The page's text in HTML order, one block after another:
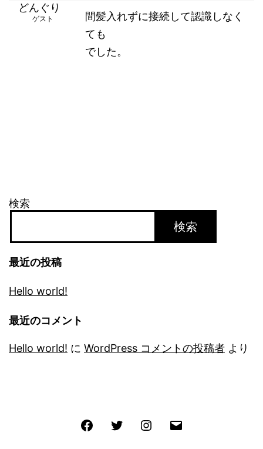
どんぐり
ゲスト
間髪入れずに接続して認識しなく
ても
でした。
検索
検索
最近の投稿
Hello world!
最近のコメント
Hello world! に WordPress コメントの投稿者 より
FacebookTwitter Instagram